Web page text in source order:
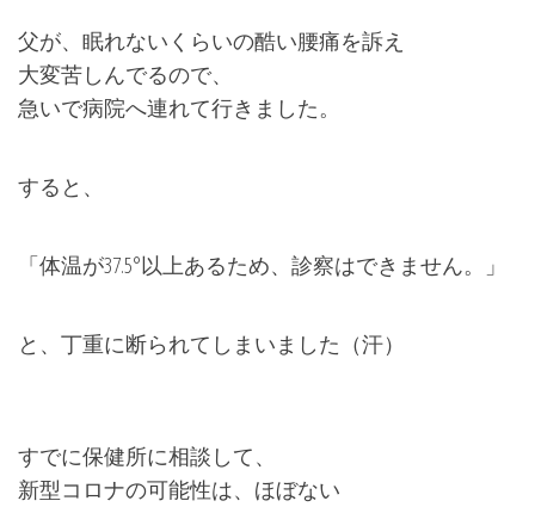
父が、眠れないくらいの酷い腰痛を訴え
大変苦しんでるので、
急いで病院へ連れて行きました。
すると、
「体温が37.5°以上あるため、診察はできません。」
と、丁重に断られてしまいました（汗）
すでに保健所に相談して、
新型コロナの可能性は、ほぼない